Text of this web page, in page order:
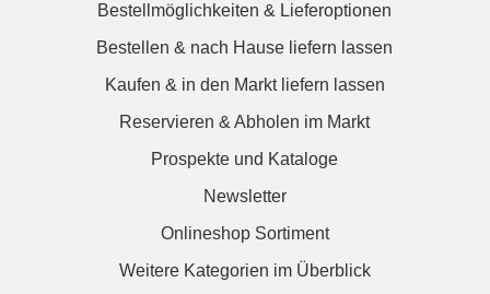
Bestellmöglichkeiten & Lieferoptionen
Bestellen & nach Hause liefern lassen
Kaufen & in den Markt liefern lassen
Reservieren & Abholen im Markt
Prospekte und Kataloge
Newsletter
Onlineshop Sortiment
Weitere Kategorien im Überblick